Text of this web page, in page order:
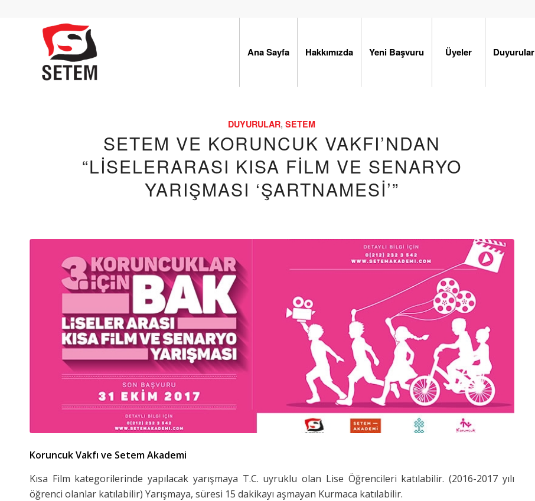
Ana Sayfa Hakkımızda Yeni Başvuru Üyeler Duyurular
DUYURULAR,SETEM
SETEM VE KORUNCUK VAKFI’NDAN
“LİSELERARASI KISA FİLM VE SENARYO
YARIŞMASI ‘ŞARTNAMESI’”
Koruncuk Vakfı ve Setem Akademi
Kısa Film kategorilerinde yapılacak yarışmaya T.C. uyruklu olan Lise Öğrencileri katılabilir. (2016-2017 yılı
öğrenci olanlar katılabilir) Yarışmaya, süresi 15 dakikayı aşmayan Kurmaca katılabilir.